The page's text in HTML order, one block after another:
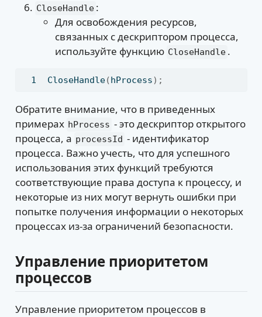
CloseHandle :
Для освобождения ресурсов,
связанных с дескриптором процесса,
используйте функцию CloseHandle .
CloseHandle(hProcess);
Обратите внимание, что в приведенных
примерах hProcess - это дескриптор открытого
процесса, а processId - идентификатор
процесса. Важно учесть, что для успешного
использования этих функций требуются
соответствующие права доступа к процессу, и
некоторые из них могут вернуть ошибки при
попытке получения информации о некоторых
процессах из-за ограничений безопасности.
Управление приоритетом
процессов
Управление приоритетом процессов в